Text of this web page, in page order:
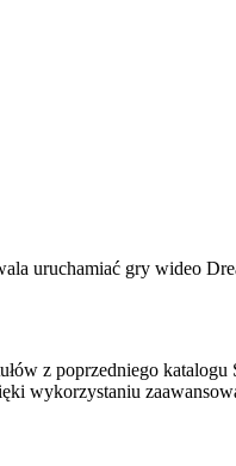
uruchamiać gry wideo
z poprzedniego
wykorzystaniu